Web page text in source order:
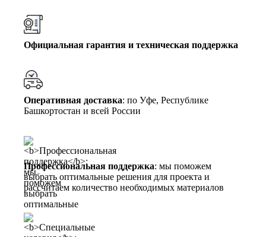
Официальная гарантия и техническая поддержка
Оперативная доставка: по Уфе, Республике
Башкортостан и всей России
Профессиональная поддержка: мы поможем
выбрать оптимальные решения для проекта и
рассчитаем количество необходимых материалов